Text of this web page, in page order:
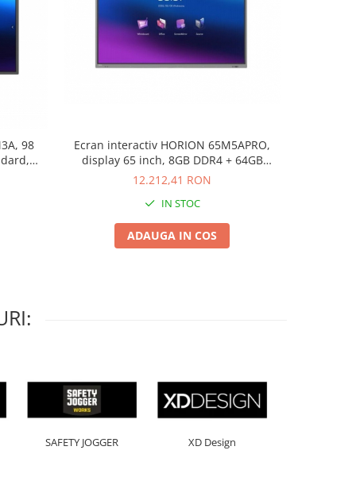
98
Ecran interactiv HORION 65M5APRO,
display 65 inch, 8GB DDR4 + 64GB
Standard
12.212,41 RON
IN STOC
ADAUGA IN COS